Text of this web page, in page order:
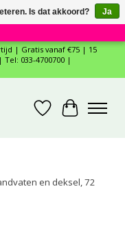
×
| Gratis vanaf €75 | 15
033-4700700 |
Verlanglijst
en deksel, 72
Is dat akkoord?
Ja